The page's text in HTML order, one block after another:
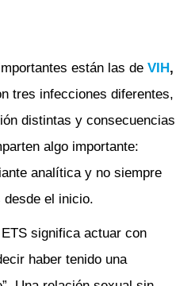
están las de VIH,
tres infecciones diferentes,
distintas y consecuencias
algo importante:
analítica y no siempre
el inicio.
significa actuar con
haber tenido una